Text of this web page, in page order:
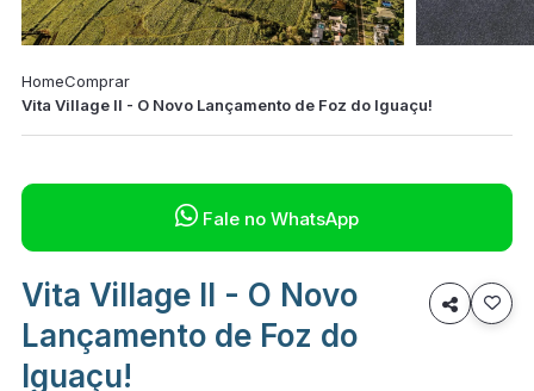
HomeComprar
Vita Village II - O Novo Lançamento de Foz do Iguaçu!
 Fale no WhatsApp
Vita Village II - O Novo
Lançamento de Foz do
Iguaçu!
